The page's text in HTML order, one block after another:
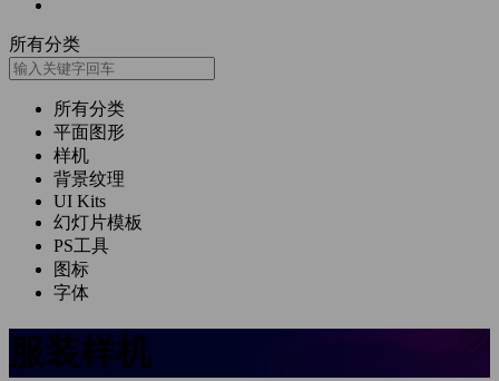
所有分类
所有分类
平面图形
样机
背景纹理
UI Kits
幻灯片模板
PS工具
图标
字体
服装样机